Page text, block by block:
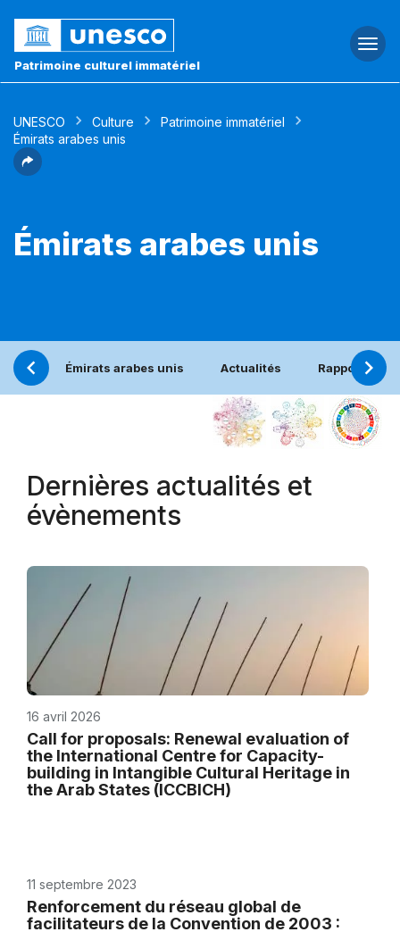
Patrimoine culturel immatériel
UNESCO Culture
Patrimoine immatériel
Émirats arabes unis
Émirats arabes unis
Émirats arabes unis Actualités Rapport
Dernières actualités et
évènements
16 avril 2026
Call for proposals: Renewal evaluation of
the International Centre for Capacity-
building in Intangible Cultural Heritage in
the Arab States (ICCBICH)
11 septembre 2023
Renforcement du réseau global de
facilitateurs de la Convention de 2003 :